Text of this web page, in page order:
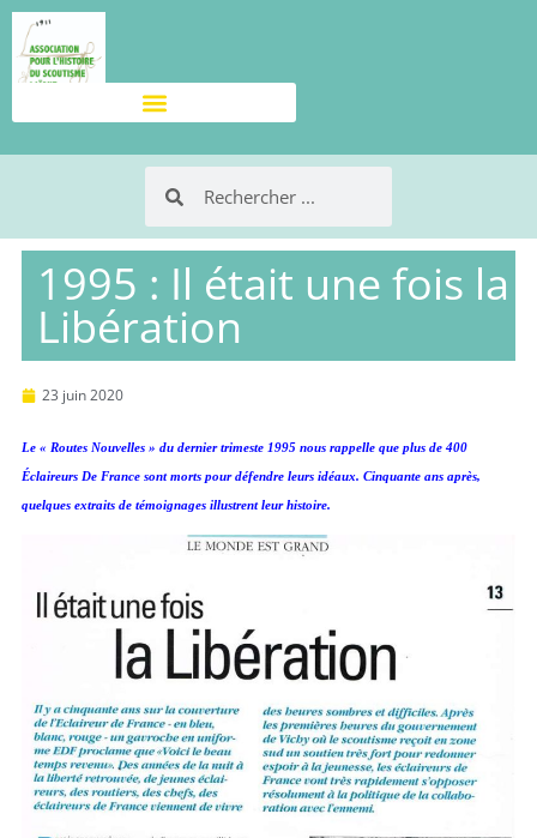
1995 : Il était une fois la
Libération
23 juin 2020
Le « Routes Nouvelles » du dernier trimeste 1995 nous rappelle que plus de 400
Éclaireurs De France sont morts pour défendre leurs idéaux. Cinquante ans après,
quelques extraits de témoignages illustrent leur histoire.